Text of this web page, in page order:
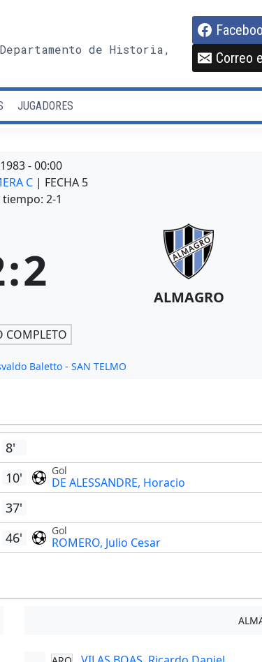
de Historia,
Correo
JUGADORES
-00:00
C | FECHA 5
2-1
:2 ALMAGRO
COMPLETO
Baletto - SAN TELMO
8'
10'
Gol
DE ALESSANDRE, Horacio
37'
46'
Gol
ROMERO, Julio Cesar